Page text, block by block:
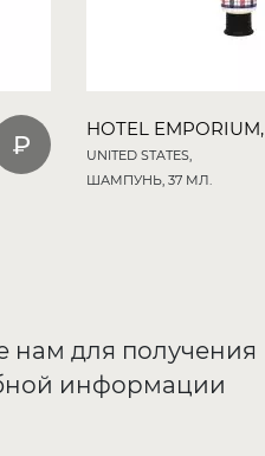
HOTEL EMPORIUM,
UNITED STATES,
ШАМПУНЬ, 37 МЛ.
нам для получения
информации